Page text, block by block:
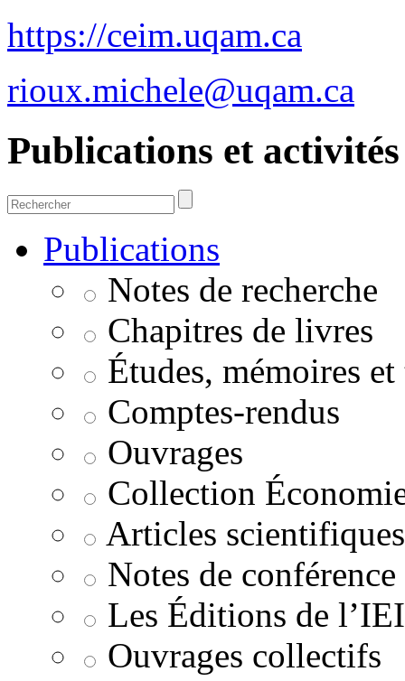
https://ceim.uqam.ca
rioux.michele@uqam.ca
Publications et activités
Publications
Notes de recherche
Chapitres de livres
Études, mémoires et
Comptes-rendus
Ouvrages
Collection
Articles scientifiques
Notes de conférence
Les Éditions de
Ouvrages collectifs